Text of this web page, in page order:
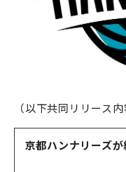
（以下共同リリース内
京都ハンナリーズ